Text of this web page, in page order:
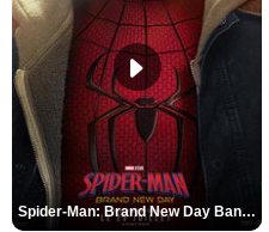
Spider-Man: Brand New Day Bande-annonce VO STFR